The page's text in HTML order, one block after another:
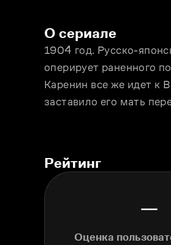
О сериале
1904 год. Русско-
оперирует раненного
Каренин всe же идeт к
заставило его мать
Рейтинг
—
Оценка